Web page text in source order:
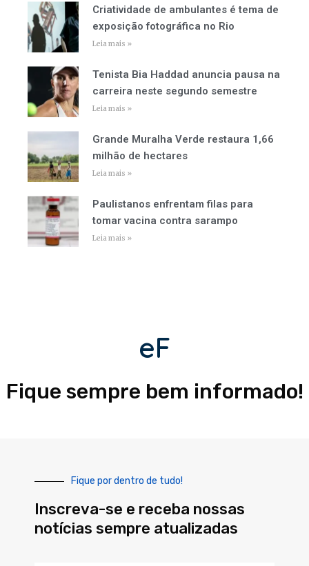
Criatividade de ambulantes é tema de
exposição fotográfica no Rio
Leia mais »
Tenista Bia Haddad anuncia pausa na
carreira neste segundo semestre
Leia mais »
Grande Muralha Verde restaura 1,66
milhão de hectares
Leia mais »
Paulistanos enfrentam filas para
tomar vacina contra sarampo
Leia mais »
eF
Fique sempre bem informado!
Fique por dentro de tudo!
Inscreva-se e receba nossas
notícias sempre atualizadas